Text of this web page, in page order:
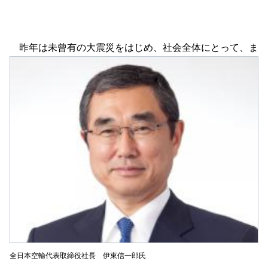
全日本空輸代表取締役社長 伊東信一郎氏
昨年は未曾有の大震災をはじめ、社会全体にとって、ま